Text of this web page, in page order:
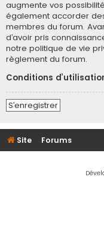
augmente vos
également accorder
membres du forum.
d’avoir pris
notre politique de vie
règlement du forum.
Conditions
S’enregistrer
Site Forums